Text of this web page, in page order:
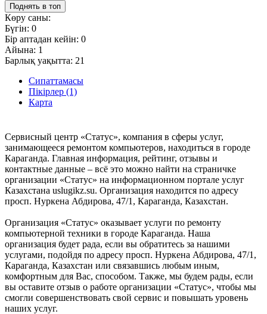
Поднять в топ
Көру саны:
Бүгін: 0
Бір аптадан кейін: 0
Айына: 1
Барлық уақытта: 21
Сипаттамасы
Пікірлер (1)
Карта
Сервисный центр «Статус», компания в сферы услуг,
занимающееся ремонтом компьютеров, находиться в городе
Караганда. Главная информация, рейтинг, отзывы и
контактные данные – всё это можно найти на страничке
организации «Статус» на информационном портале услуг
Казахстана uslugikz.su. Организация находится по адресу
просп. Нуркена Абдирова, 47/1, Караганда, Казахстан.
Организация «Статус» оказывает услуги по ремонту
компьютерной техники в городе Караганда. Наша
организация будет рада, если вы обратитесь за нашими
услугами, подойдя по адресу просп. Нуркена Абдирова, 47/1,
Караганда, Казахстан или связавшись любым иным,
комфортным для Вас, способом. Также, мы будем рады, если
вы оставите отзыв о работе организации «Статус», чтобы мы
смогли совершенствовать свой сервис и повышать уровень
наших услуг.